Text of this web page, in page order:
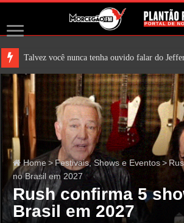
Talvez você nunca tenha ouvido falar do
Home >Festivais, Shows e Eventos>
no Brasil em 2027
Rush confirma 5
Brasil em 2027